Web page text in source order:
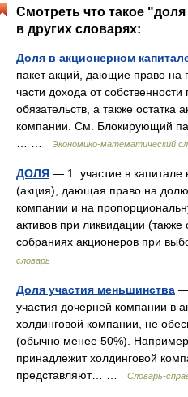
Смотреть что такое
в других словарях:
Доля в акционерном
пакет акций, дающие право на
части дохода от
обязательств, а также остатка
компании. См. Блокирующий
Экономико-математический
ДОЛЯ — 1. участие в капитале
(акция), дающая право на
компании и на
активов при ликвидации
собраниях акционеров при
словарь
Доля участия меньшинства —
участия дочерней компании в
холдинговой компании, не
(обычно менее 50%).
принадлежит холдинговой
представляют… …
Словарь-